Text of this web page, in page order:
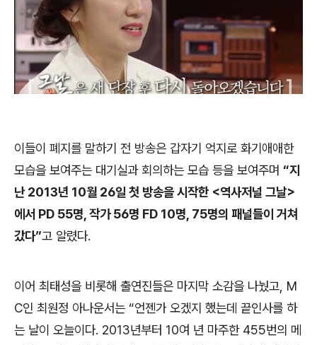
이들이 폐지를 말하기 전 방송은 갑자기 억지로 화기애애한
모습을 보여주는 대기실과 회의하는 모습 등을 보여주며 “지
난2013년 10월 26일 첫 방송을 시작한 <역사저널 그날>
에서 PD 55명,작가56명 FD 10명, 75명의 패널들이 거쳐
갔다”고 알렸다.
이어 최태성을 비롯해 출연진들은 마지막 소감을 나눴고, M
C인 최원정 아나운서는 “언젠가 오겠지 했는데 끝인사를 하
는 날이 오늘이다. 2013년부터 10여 년 마주한 455번의 메